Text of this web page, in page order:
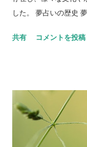
えている夢 犬が吠え
示しています。その危
重要です。 犬が噛み
が追いかけてくる夢は
した。 夢占いの歴史
た。以下は、夢占いの
エジプトの神話には
リシャ 古代ギリシャ
た。有名な哲学者プ
考え方を述べていま
共有 コメントを投稿